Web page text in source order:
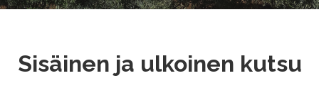
Sisäinen ja ulkoinen kutsu